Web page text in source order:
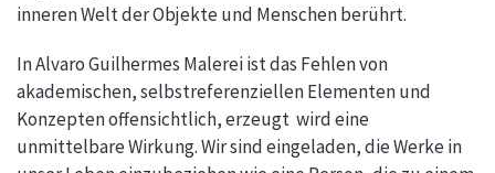
inneren Welt der Objekte und Menschen berührt.
In Alvaro Guilhermes Malerei ist das Fehlen von
akademischen, selbstreferenziellen Elementen und
Konzepten offensichtlich, erzeugt wird eine
unmittelbare Wirkung. Wir sind eingeladen, die Werke in